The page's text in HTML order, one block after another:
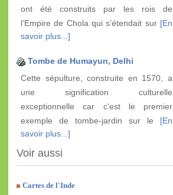
ont été construits par les rois de
l’Empire de Chola qui s’étendait sur [En
savoir plus...]
Tombe de Humayun, Delhi
Cette sépulture, construite en 1570, a
une signification culturelle
exceptionnelle car c'est le premier
exemple de tombe-jardin sur le [En
savoir plus...]
Voir aussi
Cartes de l'Inde